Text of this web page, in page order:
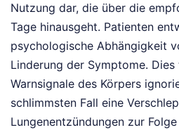
Nutzung dar, die über die
Tage hinausgeht. Patienten
psychologische Abhängigkeit
Linderung der Symptome.
Warnsignale des Körpers
schlimmsten Fall eine
Lungenentzündungen zur